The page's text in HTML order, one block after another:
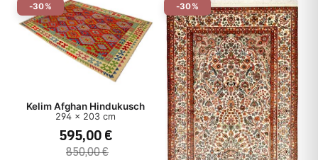
-30%
Kelim Afghan Hindukusch
294 x 203 cm
595,00 €
850,00 €
-30%